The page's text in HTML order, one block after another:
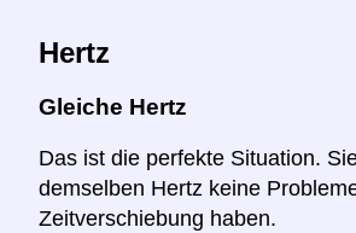
Hertz
Gleiche Hertz
Das ist die perfekte Situation.
demselben Hertz keine
Zeitverschiebung haben.